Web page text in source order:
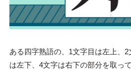
ある四字熟語の、1文字目は左上、2
は左下、4文字は右下の部分を取っ